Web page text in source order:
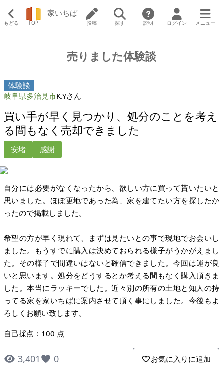
もどる TOP
家いちば
投稿 探す 説明 ログイン メニュー
売りました体験談
体験談
岐阜県多治見市K.Yさん
買い手が早く見つかり、処分のことを考え
る間もなく売却できました
安堵 感謝
自分には必要がなくなったから、欲しい方に買って貰いたいと
思いました。ほぼ更地であった為、家を建てたい方を探したか
ったので掲載しました。
希望の方が早く現れて、まずは見たいとの事で現地でお会いし
ました。もうすでに購入は決めておられる様子がうかがえまし
た。その様子で間違いはないと確信できました。今回は運が良
いと思います。処分をどうするとか考える間もなく購入頂きま
した。本当にラッキーでした。近々別の所有の土地と知人の持
ってる家を家いちばに案内させて頂く事にしました。今後もよ
ろしくお願い致します。
自己採点：100 点
3,401 0 お気に入りに追加